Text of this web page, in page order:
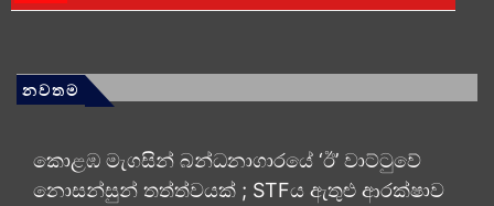
නවතම
කොළඹ මැගසින් බන්ධනාගාරයේ ‘ඊ’ වාට්ටුවේ
නොසන්සුන් තත්ත්වයක් ; STFය ඇතුළු ආරක්ෂාව